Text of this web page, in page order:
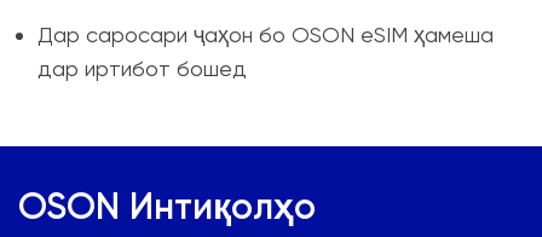
Дар саросари ҷаҳон бо OSON eSIM ҳамеша
дар иртибот бошед
OSON Интиқолҳо